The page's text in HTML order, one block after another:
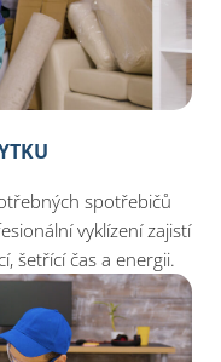
spotřebičů
vyklízení zajistí
šetřící čas a energii.